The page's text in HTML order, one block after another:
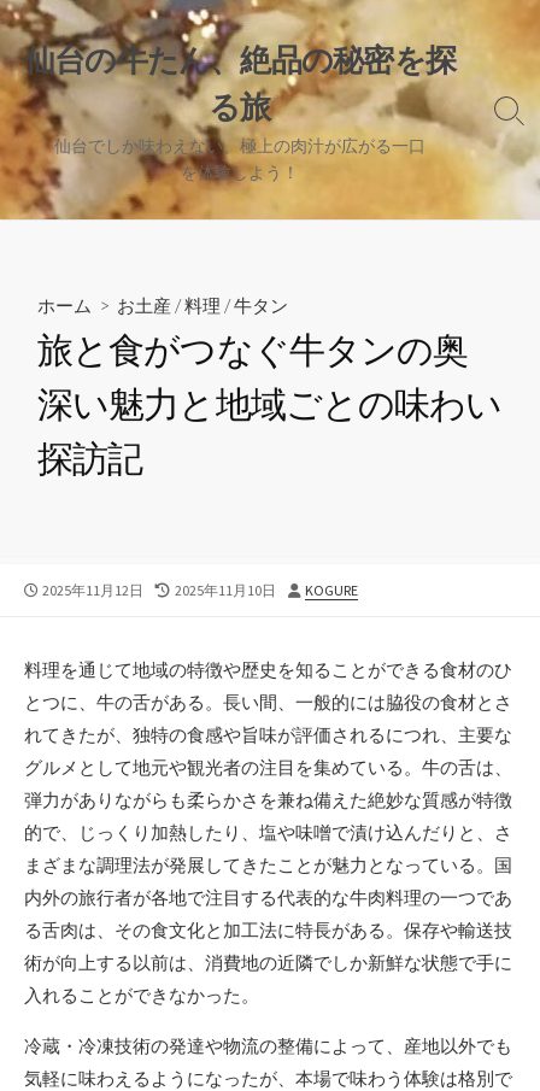
コ
ン
テ
ン
ツ
へ
ス
キ
仙台の牛たん、絶品の秘密を探
る旅
仙台でしか味わえない、極上の肉汁が広がる一口
を体験しよう！
検
索
切
ホーム > お土産 /料理 /牛タン
旅と食がつなぐ牛タンの奥
深い魅力と地域ごとの味わい
探訪記
公
2025年11月12日
最
日
2025年11月10日
投
KOGURE
料理を通じて地域の特徴や歴史を知ることができる食材のひ
とつに、牛の舌がある。 長い間、一般的には脇役の食材とさ
れてきたが、独特の食感や旨味が評価されるにつれ、主要な
グルメとして地元や観光者の注目を集めている。牛の舌は、
弾力がありながらも柔らかさを兼ね備えた絶妙な質感が特徴
的で、じっくり加熱したり、塩や味噌で漬け込んだりと、さ
まざまな調理法が発展してきたことが魅力となっている。国
内外の旅行者が各地で注目する代表的な牛肉料理の一つであ
る舌肉は、その食文化と加工法に特長がある。保存や輸送技
術が向上する以前は、消費地の近隣でしか新鮮な状態で手に
入れることができなかった。
冷蔵・冷凍技術の発達や物流の整備によって、産地以外でも
気軽に味わえるようになったが、本場で味わう体験は格別で